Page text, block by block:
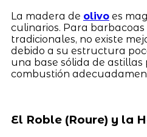
La madera de olivoes
culinarios. Para barbacoas
tradicionales, no existe
debido a su estructura
una base sólida de astillas
combustión
El Roble (Roure) y la